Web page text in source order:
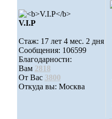
V.I.Р
Стаж: 17 лет 4 мес. 2 дня
Сообщения: 106599
Благодарности:
Вам 2818
От Вас 3800
Откуда вы: Москва